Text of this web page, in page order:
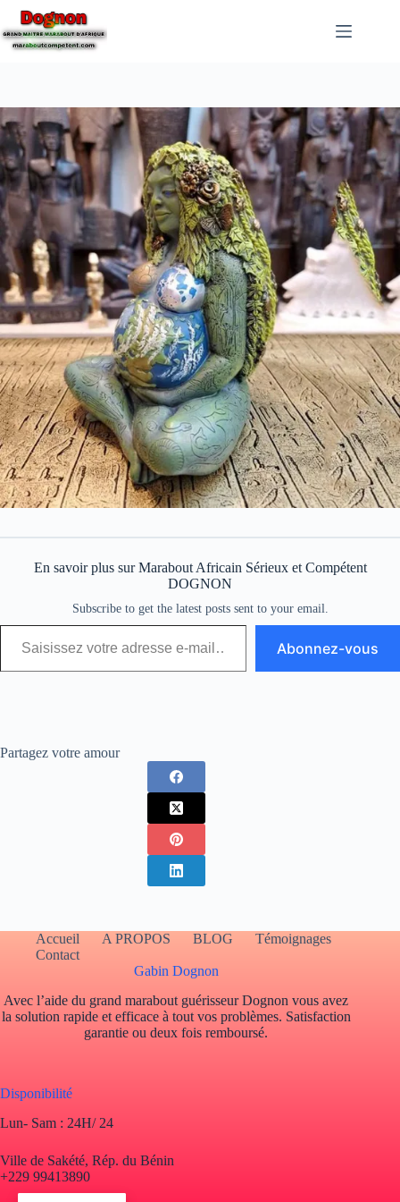
En savoir plus sur Marabout Africain Sérieux et Compétent
DOGNON
Subscribe to get the latest posts sent to your email.
Abonnez-vous
Partagez votre amour
Accueil A PROPOS BLOG
Témoignages
Contact
Gabin Dognon
Avec l’aide du grand marabout guérisseur Dognon vous avez
la solution rapide et efficace à tout vos problèmes. Satisfaction
garantie ou deux fois remboursé.
Disponibilité
Lun- Sam : 24H/ 24
Ville de Sakété, Rép. du Bénin
+229 99413890